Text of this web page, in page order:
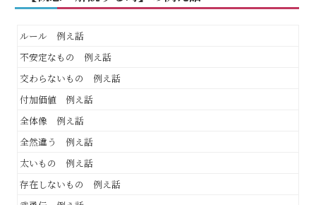
ルール 例え話
不安定なもの 例え話
交わらないもの 例え話
付加価値 例え話
全体像 例え話
全然違う 例え話
太いもの 例え話
存在しないもの 例え話